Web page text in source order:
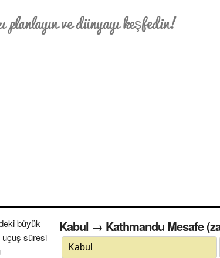
planlayın ve dünyayı keşfedin!
büyük
uçuş süresi
Kabul → Kathmandu Mesafe